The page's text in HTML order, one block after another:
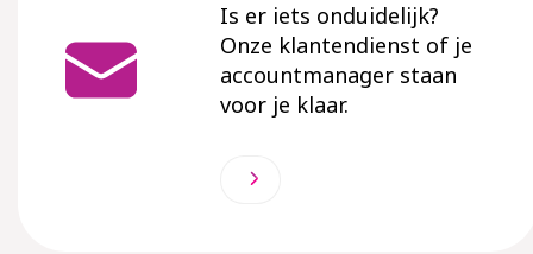
Is er iets onduidelijk?
Onze klantendienst of je
accountmanager staan
voor je klaar.